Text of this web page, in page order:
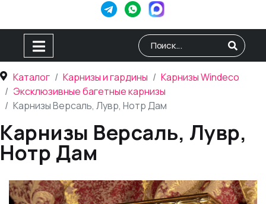
Type 2 or more characters
Каталог
Карнизы и гардины
Карнизы Windeco
Эксклюзивные багетные карнизы
Карнизы Версаль, Лувр, Нотр Дам
Карнизы Версаль, Лувр,
Нотр Дам